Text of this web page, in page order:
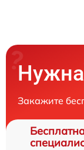
Нужна
Закажите